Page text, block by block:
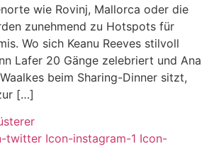
wie Rovinj, Mallorca oder die
zunehmend zu Hotspots für
Wo sich Keanu Reeves stilvoll
Lafer 20 Gänge zelebriert und Ana
beim Sharing-Dinner sitzt,
[…]
twitter Icon-instagram-1 Icon-